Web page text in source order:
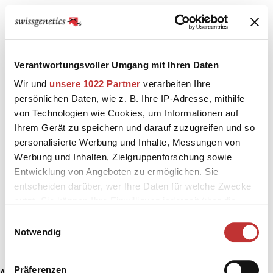
Verantwortungsvoller Umgang mit Ihren Daten
Wir und unsere 1022 Partner verarbeiten Ihre
persönlichen Daten, wie z. B. Ihre IP-Adresse, mithilfe
von Technologien wie Cookies, um Informationen auf
Ihrem Gerät zu speichern und darauf zuzugreifen und so
personalisierte Werbung und Inhalte, Messungen von
Werbung und Inhalten, Zielgruppenforschung sowie
Entwicklung von Angeboten zu ermöglichen. Sie
entscheiden darüber, wer Ihre Daten für welche Zwecke
Trigger Symbol ändern oder widerrufen
Notwendig
Präferenzen